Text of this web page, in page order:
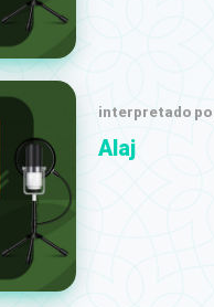
interpretado
Alaj